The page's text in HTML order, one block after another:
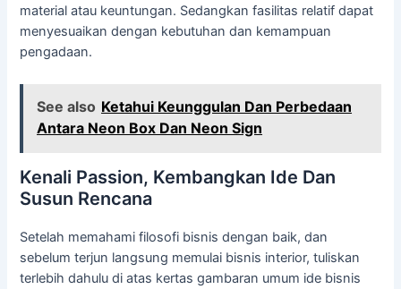
material atau keuntungan. Sedangkan fasilitas relatif dapat
menyesuaikan dengan kebutuhan dan kemampuan
pengadaan.
See also Ketahui Keunggulan Dan Perbedaan
Antara Neon Box Dan Neon Sign
Kenali Passion, Kembangkan Ide Dan
Susun Rencana
Setelah memahami filosofi bisnis dengan baik, dan
sebelum terjun langsung memulai bisnis interior, tuliskan
terlebih dahulu di atas kertas gambaran umum ide bisnis